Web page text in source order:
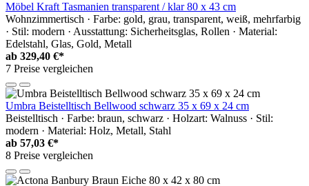
Möbel Kraft Tasmanien transparent / klar 80 x 43 cm
Wohnzimmertisch · Farbe: gold, grau, transparent, weiß, mehrfarbig
· Stil: modern · Ausstattung: Sicherheitsglas, Rollen · Material:
Edelstahl, Glas, Gold, Metall
ab 329,40 €*
7 Preise vergleichen
Umbra Beistelltisch Bellwood schwarz 35 x 69 x 24 cm
Beistelltisch · Farbe: braun, schwarz · Holzart: Walnuss · Stil:
modern · Material: Holz, Metall, Stahl
ab 57,03 €*
8 Preise vergleichen